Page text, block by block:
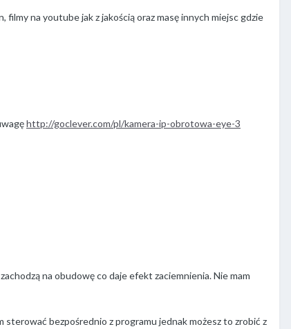
na youtube jak z jakością oraz masę innych miejsc gdzie
http://goclever.com/pl/kamera-ip-obrotowa-eye-3
na obudowę co daje efekt zaciemnienia. Nie mam
sterować bezpośrednio z programu jednak możesz to zrobić z